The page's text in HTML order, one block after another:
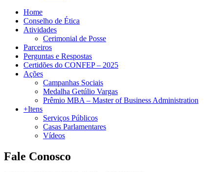
Home
Conselho de Ética
Atividades
Cerimonial de Posse
Parceiros
Perguntas e Respostas
Certidões do CONFEP – 2025
Ações
Campanhas Sociais
Medalha Getúlio Vargas
Prêmio MBA – Master of Business Administration
+Itens
Serviços Públicos
Casas Parlamentares
Vídeos
Fale Conosco